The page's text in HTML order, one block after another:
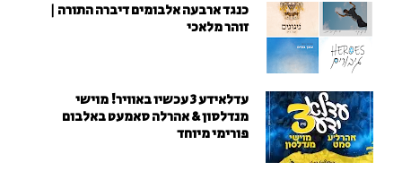
כנגד ארבעה אלבומים דיברה התורה |
זוהר מלאכי
עדלאידע 3 עכשיו באוויר! מוישי
מנדלסון & אהרלה סאמעט באלבום
פורימי מיוחד